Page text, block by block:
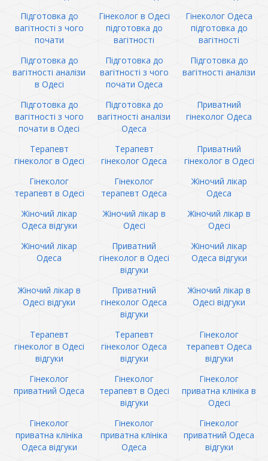
Підготовка до
вагітності з чого
почати
Гінеколог в Одесі
підготовка до
вагітності
Гінеколог Одеса
підготовка до
вагітності
Підготовка до
вагітності аналізи
в Одесі
Підготовка до
вагітності з чого
почати Одеса
Підготовка до
вагітності аналізи
Підготовка до
вагітності з чого
почати в Одесі
Підготовка до
вагітності аналізи
Одеса
Приватний
гінеколог Одеса
Терапевт
гінеколог в Одесі
Терапевт
гінеколог Одеса
Приватний
гінеколог в Одесі
Гінеколог
терапевт в Одесі
Гінеколог
терапевт Одеса
Жіночий лікар
Одеса
Жіночий лікар
Одеса відгуки
Жіночий лікар в
Одесі
Жіночий лікар в
Одесі
Жіночий лікар
Одеса
Приватний
гінеколог в Одесі
відгуки
Жіночий лікар
Одеса відгуки
Жіночий лікар в
Одесі відгуки
Приватний
гінеколог Одеса
відгуки
Жіночий лікар в
Одесі відгуки
Терапевт
гінеколог в Одесі
відгуки
Терапевт
гінеколог Одеса
відгуки
Гінеколог
терапевт Одеса
відгуки
Гінеколог
приватний Одеса
Гінеколог
терапевт в Одесі
відгуки
Гінеколог
приватна клініка в
Одесі
Гінеколог
приватна клініка
Одеса відгуки
Гінеколог
приватна клініка
Одеса
Гінеколог
приватний Одеса
відгуки